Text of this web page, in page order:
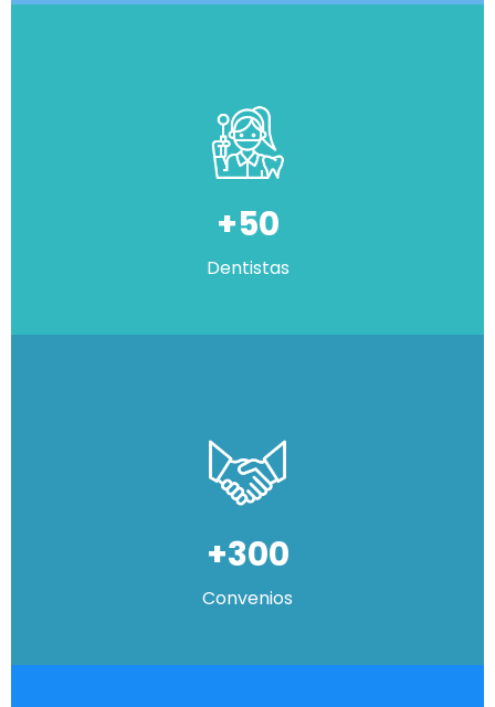
+50
Dentistas
+300
Convenios